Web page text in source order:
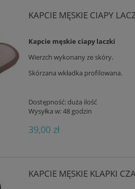
KAPCIE MĘSKIE CIAPY
Kapcie męskie ciapy laczki
Wierzch wykonany ze skóry.
Skórzana wkładka profilowana.
Dostępność: duża ilość
Wysyłka w:48 godzin
39,00 zł
KAPCIE MĘSKIE KLAPKI